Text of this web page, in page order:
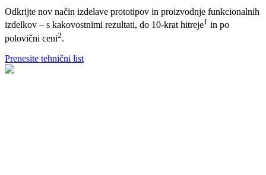
Odkrijte nov način izdelave prototipov in proizvodnje funkcionalnih
izdelkov – s kakovostnimi rezultati, do 10-krat hitreje1 in po
polovični ceni2.
Prenesite tehnični list